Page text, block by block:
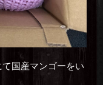
国産マンゴーをい